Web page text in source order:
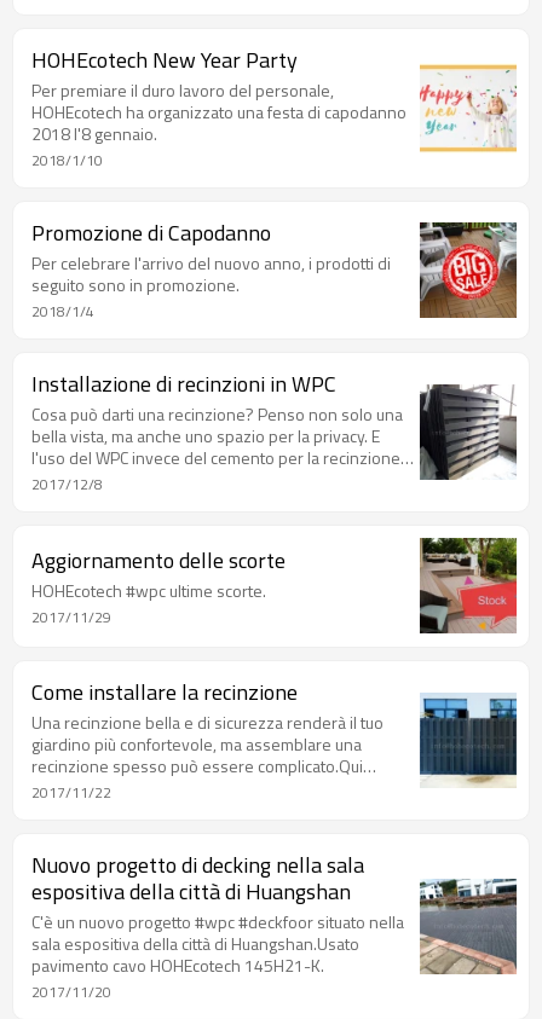
HOHEcotech New Year Party
Per premiare il duro lavoro del personale,
HOHEcotech ha organizzato una festa di capodanno
2018 l'8 gennaio.
2018/1/10
Promozione di Capodanno
Per celebrare l'arrivo del nuovo anno, i prodotti di
seguito sono in promozione.
2018/1/4
Installazione di recinzioni in WPC
Cosa può darti una recinzione? Penso non solo una
bella vista, ma anche uno spazio per la privacy. E
l'uso del WPC invece del cemento per la recinzione,
rendi il tuo giardino più vivace.
2017/12/8
Aggiornamento delle scorte
HOHEcotech #wpc ultime scorte.
2017/11/29
Come installare la recinzione
Una recinzione bella e di sicurezza renderà il tuo
giardino più confortevole, ma assemblare una
recinzione spesso può essere complicato.Qui
HOHEcotech condivide con te una recinzione in wpc
2017/11/22
Nuovo progetto di decking nella sala
espositiva della città di Huangshan
C'è un nuovo progetto #wpc #deckfoor situato nella
sala espositiva della città di Huangshan.Usato
pavimento cavo HOHEcotech 145H21-K.
2017/11/20